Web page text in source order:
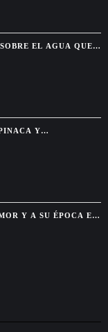
EL AGUA QUE
Y
CON SABOR DE
Y A SU ÉPOCA EN